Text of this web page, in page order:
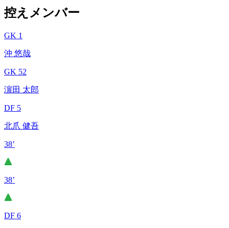
控えメンバー
GK 1
沖 悠哉
GK 52
濵田 太郎
DF 5
北爪 健吾
38’
38’
DF 6